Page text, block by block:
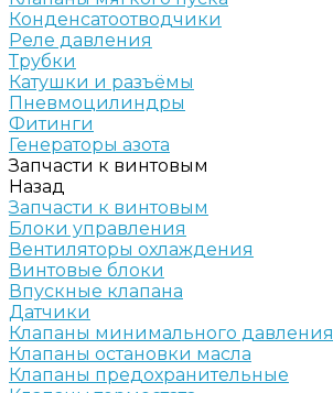
Конденсатоотводчики
Реле давления
Трубки
Катушки и разъёмы
Пневмоцилиндры
Фитинги
Генераторы азота
Запчасти к винтовым
Назад
Запчасти к винтовым
Блоки управления
Вентиляторы охлаждения
Винтовые блоки
Впускные клапана
Датчики
Клапаны минимального давления
Клапаны остановки масла
Клапаны предохранительные